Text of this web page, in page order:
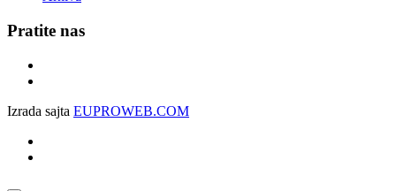
Pratite nas
Izrada sajta EUPROWEB.COM